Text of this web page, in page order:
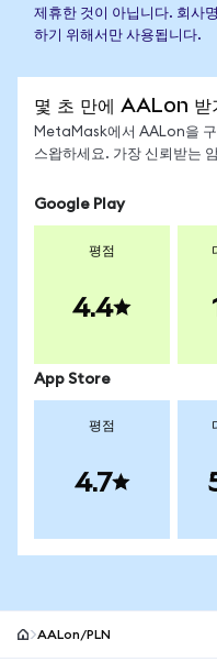
제휴한 것이 아닙니다. 회사
하기 위해서만 사용됩니다.
몇 초 만에 AALon 받
MetaMask에서 AALon을
스왑하세요. 가장 신뢰받는
Google Play
평점
4.4
App Store
평점
4.7
AALon/PLN